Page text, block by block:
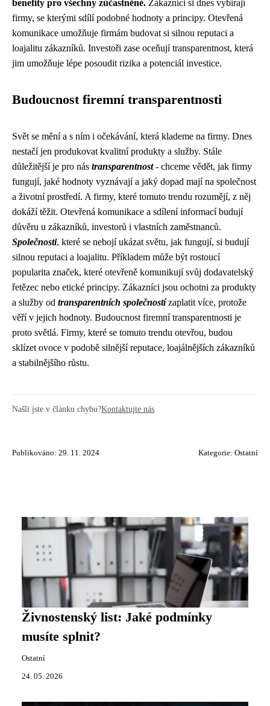
benefity pro všechny zúčastněné. Zákazníci si dnes vybírají
firmy, se kterými sdílí podobné hodnoty a principy. Otevřená
komunikace umožňuje firmám budovat si silnou reputaci a
loajalitu zákazníků. Investoři zase oceňují transparentnost, která
jim umožňuje lépe posoudit rizika a potenciál investice.
Budoucnost firemní transparentnosti
Svět se mění a s ním i očekávání, která klademe na firmy. Dnes
nestačí jen produkovat kvalitní produkty a služby. Stále
důležitější je pro nás transparentnost- chceme vědět, jak firmy
fungují, jaké hodnoty vyznávají a jaký dopad mají na společnost
a životní prostředí. A firmy, které tomuto trendu rozumějí, z něj
dokáží těžit. Otevřená komunikace a sdílení informací budují
důvěru u zákazníků, investorů i vlastních zaměstnanců.
Společnosti, které se nebojí ukázat světu, jak fungují, si budují
silnou reputaci a loajalitu. Příkladem může být rostoucí
popularita značek, které otevřeně komunikují svůj dodavatelský
řetězec nebo etické principy. Zákazníci jsou ochotni za produkty
a služby od transparentních společnostízaplatit více, protože
věří v jejich hodnoty. Budoucnost firemní transparentnosti je
proto světlá. Firmy, které se tomuto trendu otevřou, budou
sklízet ovoce v podobě silnější reputace, loajálnějších zákazníků
a stabilnějšího růstu.
Našli jste v článku chybu?Kontaktujte nás
Publikováno: 29. 11. 2024 Kategorie: Ostatní
Živnostenský list: Jaké podmínky
musíte splnit?
Ostatní
24. 05. 2026